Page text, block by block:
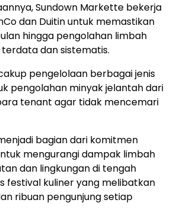
Sundown Markette bekerja
dan Duitinuntuk memastikan
hingga pengolahan limbah
terdatadansistematis.
pengelolaan berbagaijenis
pengolahan minyakjelantahdari
tenant agar tidak mencemari
bagiandari komitmen
mengurangidampak limbah
dan lingkungandi tengah
festival kulineryang melibatkan
ribuan pengunjungsetiap